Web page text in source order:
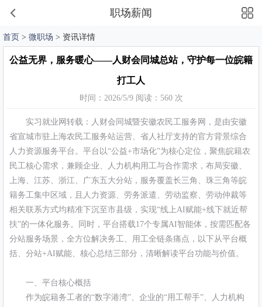
职场薪闻
首页 > 微职场 > 资讯详情
公益无界，服务暖心——人财会同城总站，守护每一位皖籍
打工人
时间：2026/5/9 阅读：560 次
实习就业网转载：人财会同城暨安徽农民工服务网，是由安徽
省宣城市驻上海农民工服务站运营、省人社厅支持的官方背景综合
人力资源服务平台。平台以“公益+市场化”为核心定位，聚焦皖籍农
民工核心需求，兼顾企业、人力机构用工与合作需求，布局安徽、
上海、江苏、浙江、广东五大分站，服务覆盖长三角、珠三角等皖
籍务工集中区域，且人力资源、劳务派遣、劳动监察、劳动仲裁等
相关联系方式均精准下沉至市县级，实现“线上AI赋能+线下就近帮
扶”的一体化服务。同时，平台搭载17个专属AI智能体，按需匹配各
分站服务场景，全方位解决务工、用工全链条痛点，以下从平台概
括、分站+AI赋能、核心总结三部分，清晰解读平台功能与价值。
一、平台核心概括
作为皖籍务工者的“数字港湾”、企业的“用工帮手”、人力机构